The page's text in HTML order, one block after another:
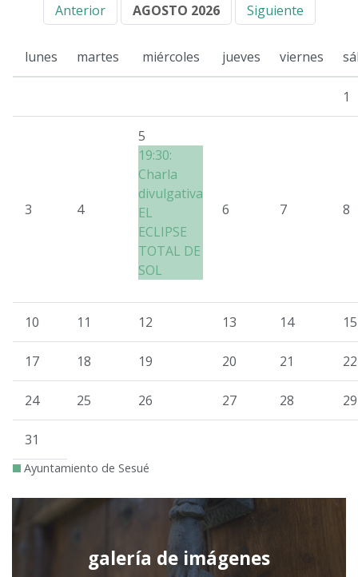
Anterior AGOSTO 2026 Siguiente
lunes martes miércoles jueves viernes
1
3 4
5
19:30:
Charla
divulgativa
EL
ECLIPSE
TOTAL DE
SOL
6 7 8
10 11 12 13 14 15
17 18 19 20 21 22
24 25 26 27 28 29
31
Ayuntamiento de Sesué
galería de imágenes